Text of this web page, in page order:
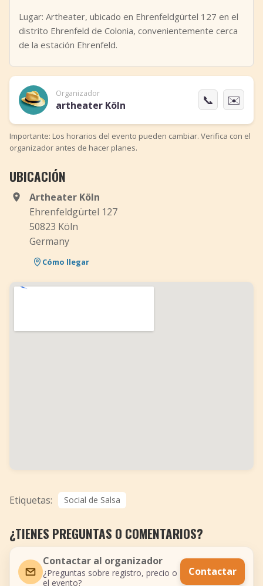
Lugar: Artheater, ubicado en Ehrenfeldgürtel 127 en el
distrito Ehrenfeld de Colonia, convenientemente cerca
de la estación Ehrenfeld.
Organizador
artheater Köln 📞 ✉️
Importante: Los horarios del evento pueden cambiar. Verifica con el
organizador antes de hacer planes.
UBICACIÓN
Artheater Köln
Ehrenfeldgürtel 127
50823 Köln
Germany
Cómo llegar
Etiquetas: Social de Salsa
¿TIENES PREGUNTAS O COMENTARIOS?
Contactar al organizador
¿Preguntas sobre registro, precio o
el evento?
Contactar